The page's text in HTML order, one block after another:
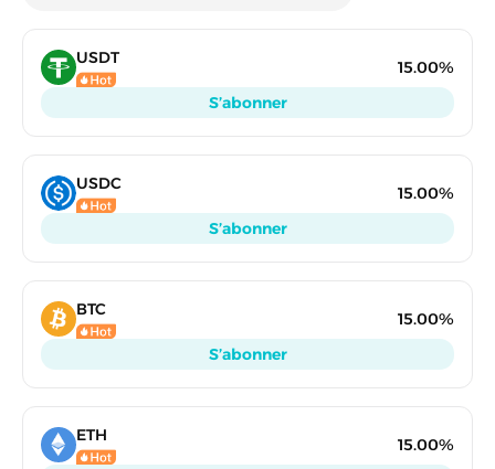
USDT
15.00%
S’abonner
USDC
15.00%
S’abonner
BTC
15.00%
S’abonner
ETH
15.00%